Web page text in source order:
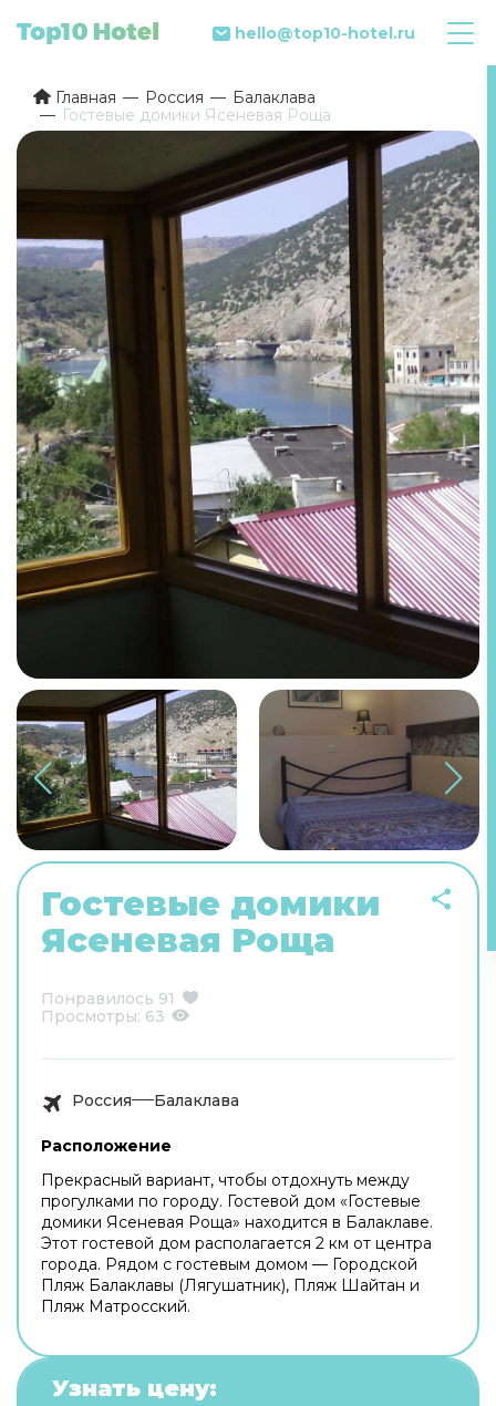
hello@top10-hotel.ru
Главная Россия
Балаклава
Гостевые домики Ясеневая Роща
Гостевые домики
Ясеневая Роща
Понравилось 91
Просмотры: 63
Россия Балаклава
Расположение
Прекрасный вариант, чтобы отдохнуть между
прогулками по городу. Гостевой дом «Гостевые
домики Ясеневая Роща» находится в Балаклаве.
Этот гостевой дом располагается 2 км от центра
города. Рядом с гостевым домом — Городской
Пляж Балаклавы (Лягушатник), Пляж Шайтан и
Пляж Матросский.
Узнать цену: